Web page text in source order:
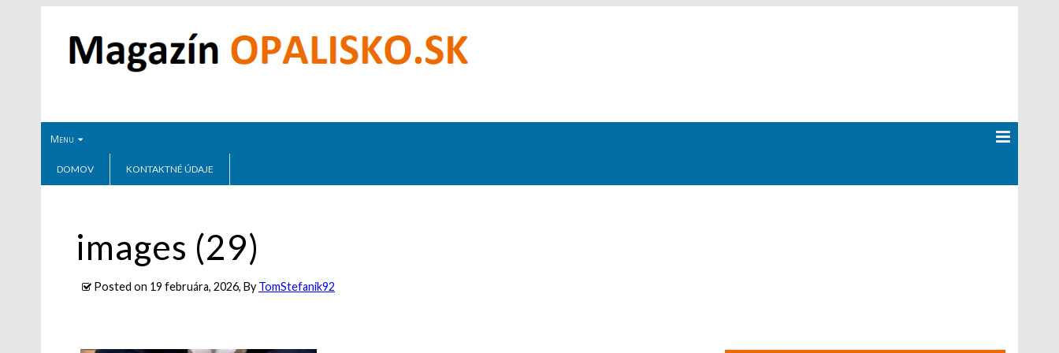
Menu
DOMOV KONTAKTNÉ ÚDAJE
images (29)
Posted on 19 februára, 2026, By TomStefanik92